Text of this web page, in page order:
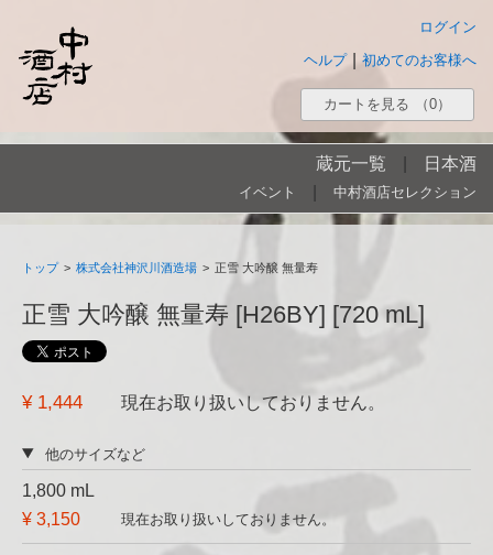
ログイン
初めてのお客様へ
ヘルプ
カートを見る （0）
蔵元一覧 日本酒
イベント 中村酒店セレクション
トップ > 株式会社神沢川酒造場 > 正雪 大吟醸 無量寿
正雪 大吟醸 無量寿 [H26BY] [720 mL]
¥ 1,444 現在お取り扱いしておりません。
他のサイズなど
1,800 mL
¥ 3,150
現在お取り扱いしておりません。